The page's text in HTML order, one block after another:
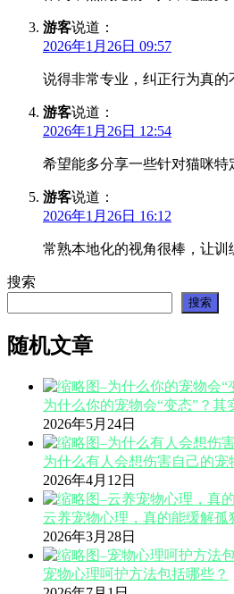
游客说道：
2026年1月26日 09:57
说得非常专业，纠正行为真的
游客说道：
2026年1月26日 12:54
希望能多分享一些针对猫咪特
游客说道：
2026年1月26日 16:12
常熟本地化的视角很棒，让训
搜索
搜索
随机文章
为什么你的宠物会“变态”？其
2026年5月24日
为什么有人会想伤害自己的宠
2026年4月12日
云养宠物心理，真的能缓解孤
2026年3月28日
宠物心理呵护方法包括哪些？